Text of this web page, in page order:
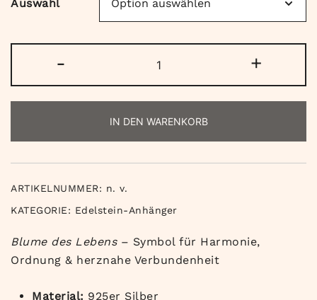
Auswahl
-
des
Lebens
Menge
+
IN DEN WARENKORB
ARTIKELNUMMER: n. v.
KATEGORIE: Edelstein-Anhänger
Blume des Lebens– Symbol für Harmonie,
Ordnung & herznahe Verbundenheit
Material: 925er Silber